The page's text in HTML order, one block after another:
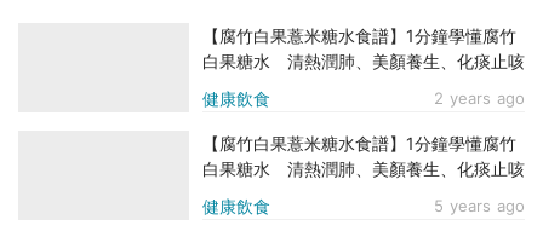
健康飲食 2 years ago
【腐竹白果薏米糖水食譜】1分鐘學懂腐竹
白果糖水 清熱潤肺、美顏養生、化痰止咳
健康飲食 5 years ago
【腐竹白果薏米糖水食譜】1分鐘學懂腐竹
白果糖水 清熱潤肺、美顏養生、化痰止咳